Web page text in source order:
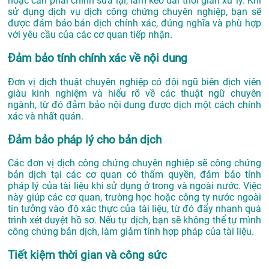
sử dụng dịch vụ dịch công chứng chuyên nghiệp, bạn sẽ
được đảm bảo bản dịch chính xác, đúng nghĩa và phù hợp
với yêu cầu của các cơ quan tiếp nhận.
Đảm bảo tính chính xác về nội dung
Đơn vị dịch thuật chuyên nghiệp có đội ngũ biên dịch viên
giàu kinh nghiệm và hiểu rõ về các thuật ngữ chuyên
ngành, từ đó đảm bảo nội dung được dịch một cách chính
xác và nhất quán.
Đảm bảo pháp lý cho bản dịch
Các đơn vị dịch công chứng chuyên nghiệp sẽ công chứng
bản dịch tại các cơ quan có thẩm quyền, đảm bảo tính
pháp lý của tài liệu khi sử dụng ở trong và ngoài nước. Việc
này giúp các cơ quan, trường học hoặc công ty nước ngoài
tin tưởng vào độ xác thực của tài liệu, từ đó đẩy nhanh quá
trình xét duyệt hồ sơ. Nếu tự dịch, bạn sẽ không thể tự mình
công chứng bản dịch, làm giảm tính hợp pháp của tài liệu.
Tiết kiệm thời gian và công sức